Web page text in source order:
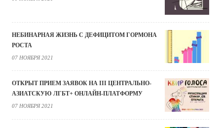
НЕБИНАРНАЯ ЖИЗНЬ С ДЕФИЦИТОМ ГОРМОНА
РОСТА
07 НОЯБРЯ 2021
ОТКРЫТ ПРИЕМ ЗАЯВОК НА III ЦЕНТРАЛЬНО-
АЗИАТСКУЮ ЛГБТ+ ОНЛАЙН-ПЛАТФОРМУ
07 НОЯБРЯ 2021